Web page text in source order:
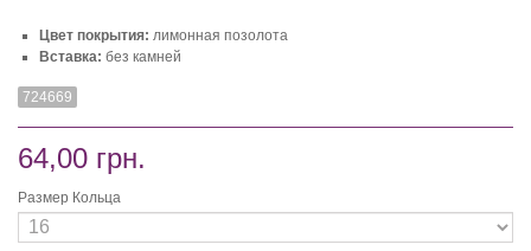
Цвет покрытия: лимонная позолота
Вставка: без камней
724669
64,00 грн.
Размер Кольца